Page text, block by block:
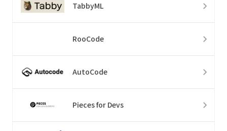
TabbyML
RooCode
AutoCode
Pieces for Devs